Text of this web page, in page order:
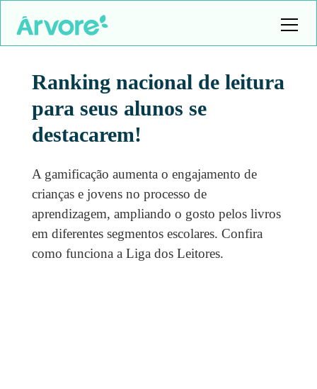
Ranking nacional de leitura
para seus alunos se
destacarem!
A gamificação aumenta o engajamento de
crianças e jovens no processo de
aprendizagem, ampliando o gosto pelos livros
em diferentes segmentos escolares. Confira
como funciona a Liga dos Leitores.